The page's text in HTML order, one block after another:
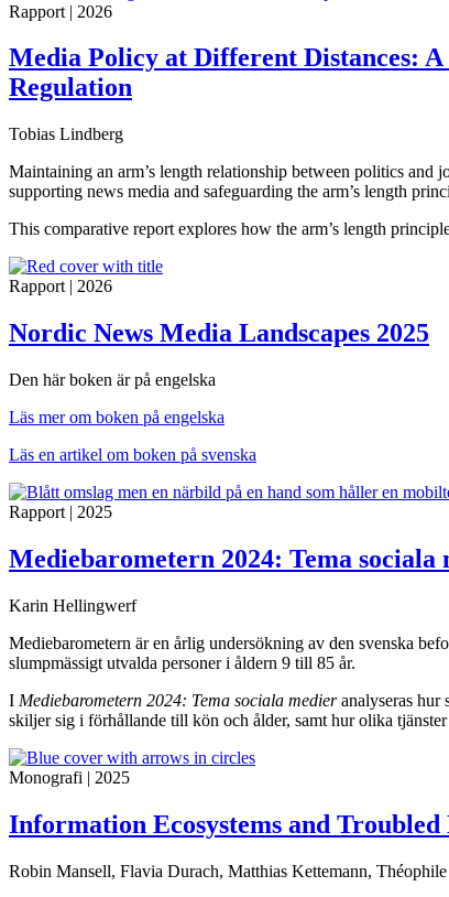
Rapport | 2026
Media Policy at Different Distances:
Regulation
Tobias Lindberg
Maintaining an arm’s length relationship between politics
supporting news media and safeguarding the arm’s length
This comparative report explores how the arm’s length
Rapport | 2026
Nordic News Media Landscapes 2025
Den här boken är på engelska
Läs mer om boken på engelska
Läs en artikel om boken på svenska
Rapport | 2025
Mediebarometern 2024: Tema sociala
Karin Hellingwerf
Mediebarometern är en årlig undersökning av den svenska
slumpmässigt utvalda personer i åldern 9 till 85 år.
I Mediebarometern 2024: Tema sociala medieranalyseras hur
skiljer sig i förhållande till kön och ålder, samt hur olika tjänster
Monografi | 2025
Information Ecosystems and
Robin Mansell, Flavia Durach, Matthias Kettemann,